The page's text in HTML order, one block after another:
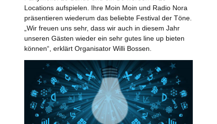
Locations aufspielen. Ihre Moin Moin und Radio Nora
präsentieren wiederum das beliebte Festival der Töne.
„Wir freuen uns sehr, dass wir auch in diesem Jahr
unseren Gästen wieder ein sehr gutes line up bieten
können“, erklärt Organisator Willi Bossen.